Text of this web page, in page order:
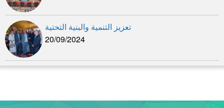
تعزيز التنمية والبنية التحتية
20/09/2024